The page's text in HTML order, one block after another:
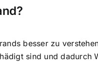
besser zu
sind und dadurch